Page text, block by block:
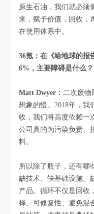
原生石油，我们就必须
来，赋予价值，回收，
在使用体系中。
36氪：在《给地球的报
6%，主要障碍是什么？
Matt Dwyer：二次废物
想象的慢。2018年，我
收，我们将高度依赖一
公司真的为污染负责、
料。
所以除了瓶子，还有哪
缺技术、缺基础设施、
产品。循环不仅是回收
择、可修复性、避免混